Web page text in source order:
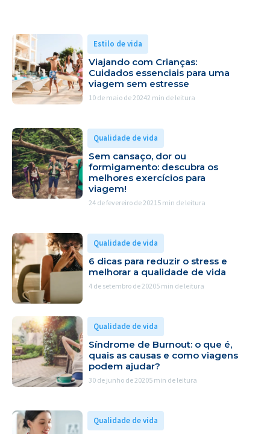
Estilo de vida
Viajando com Crianças:
Cuidados essenciais para uma
viagem sem estresse
10 de maio de 20242 min de leitura
Qualidade de vida
Sem cansaço, dor ou
formigamento: descubra os
melhores exercícios para
viagem!
24 de fevereiro de 20215 min de leitura
Qualidade de vida
6 dicas para reduzir o stress e
melhorar a qualidade de vida
4 de setembro de 20205 min de leitura
Qualidade de vida
Síndrome de Burnout: o que é,
quais as causas e como viagens
podem ajudar?
30 de junho de 20205 min de leitura
Qualidade de vida